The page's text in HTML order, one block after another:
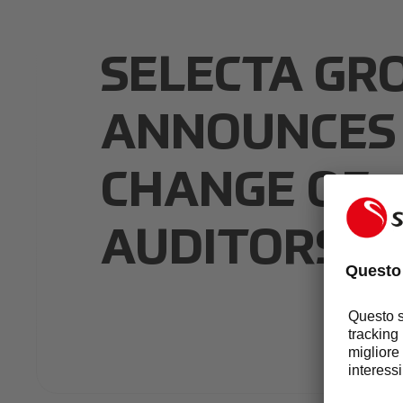
SELECTA
ANNOUNCES
CHANGE OF
AUDITORS